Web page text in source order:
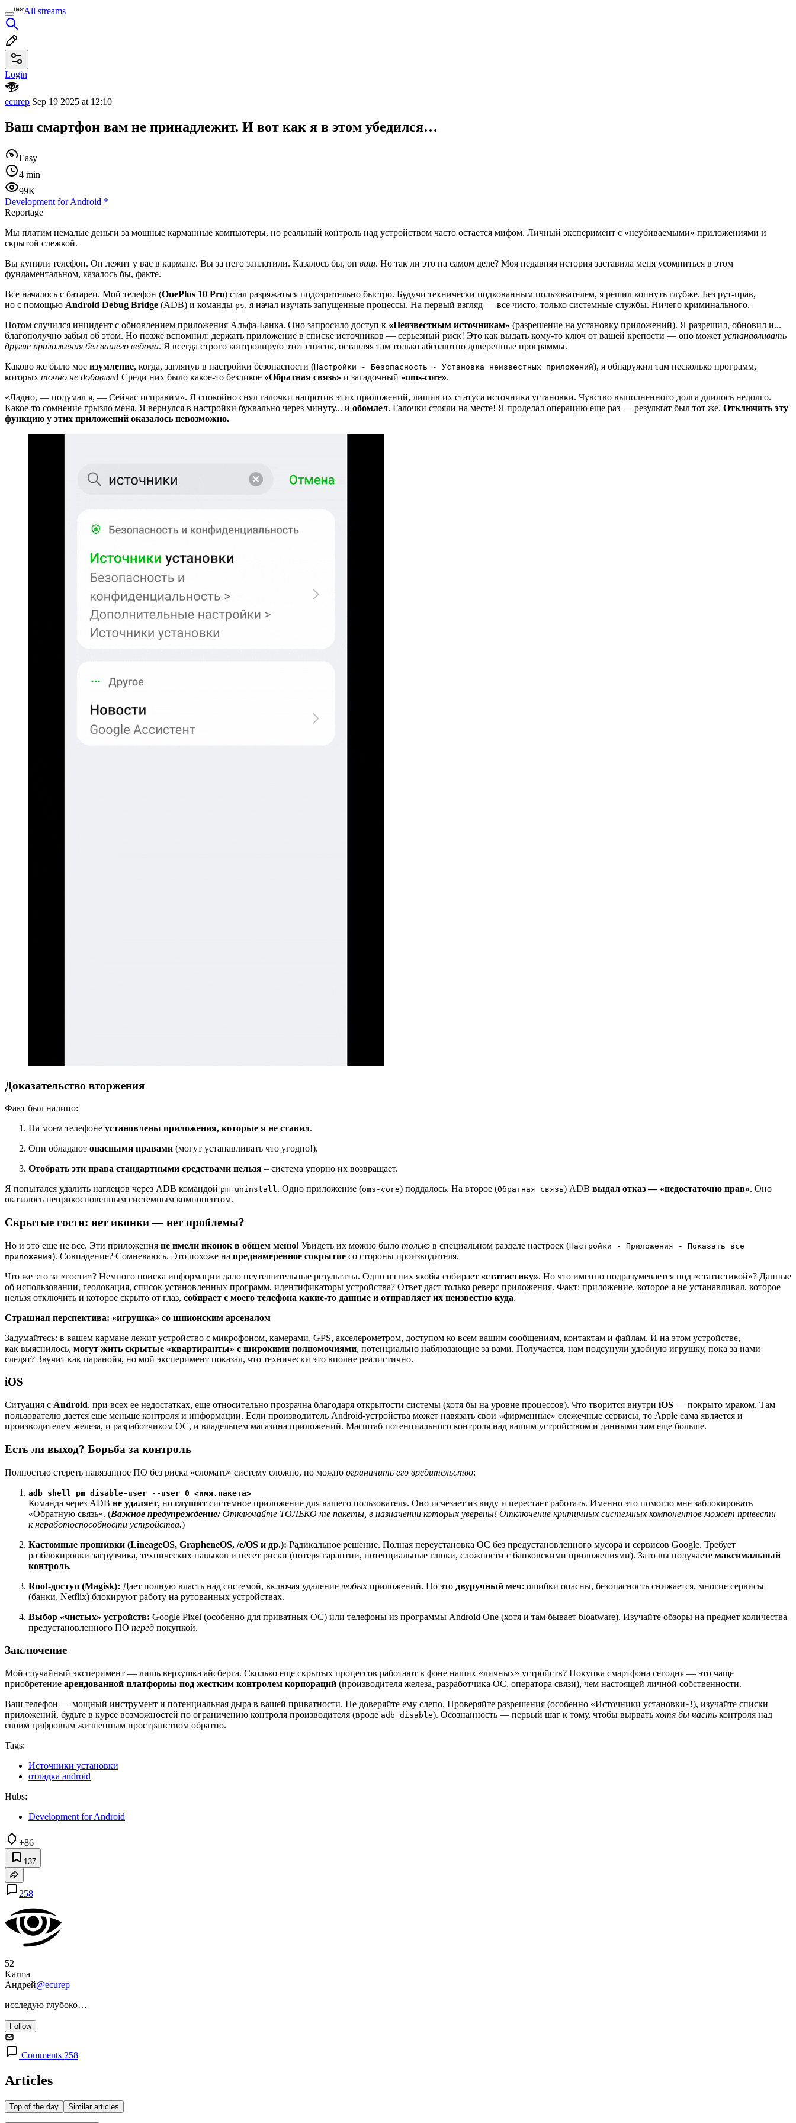
All streams
Login
ecurep Sep 19 2025 at 12:10
Ваш смартфон вам не принадлежит. И вот как я в этом убедился…
Easy
4 min
99K
Development for Android *
Reportage
Мы платим немалые деньги за мощные карманные компьютеры, но реальный контроль над устройством часто остается мифом. Личный эксперимент с «неубиваемыми» приложениями и
скрытой слежкой.
Вы купили телефон. Он лежит у вас в кармане. Вы за него заплатили. Казалось бы, он ваш. Но так ли это на самом деле? Моя недавняя история заставила меня усомниться в этом
фундаментальном, казалось бы, факте.
Все началось с батареи. Мой телефон (OnePlus 10 Pro) стал разряжаться подозрительно быстро. Будучи технически подкованным пользователем, я решил копнуть глубже. Без рут‑прав,
но с помощью Android Debug Bridge (ADB) и команды ps, я начал изучать запущенные процессы. На первый взгляд — все чисто, только системные службы. Ничего криминального.
Потом случился инцидент с обновлением приложения Альфа‑Банка. Оно запросило доступ к «Неизвестным источникам» (разрешение на установку приложений). Я разрешил, обновил и...
благополучно забыл об этом. Но позже вспомнил: держать приложение в списке источников — серьезный риск! Это как выдать кому‑то ключ от вашей крепости — оно может устанавливать
другие приложения без вашего ведома. Я всегда строго контролирую этот список, оставляя там только абсолютно доверенные программы.
Каково же было мое изумление, когда, заглянув в настройки безопасности (Настройки - Безопасность - Установка неизвестных приложений), я обнаружил там несколько программ,
которых точно не добавлял! Среди них было какое‑то безликое «Обратная связь» и загадочный «oms‑core».
«Ладно, — подумал я, — Сейчас исправим». Я спокойно снял галочки напротив этих приложений, лишив их статуса источника установки. Чувство выполненного долга длилось недолго.
Какое‑то сомнение грызло меня. Я вернулся в настройки буквально через минуту... и обомлел. Галочки стояли на месте! Я проделал операцию еще раз — результат был тот же. Отключить эту
функцию у этих приложений оказалось невозможно.
Доказательство вторжения
Факт был налицо:
На моем телефоне установлены приложения, которые я не ставил.
Они обладают опасными правами (могут устанавливать что угодно!).
Отобрать эти права стандартными средствами нельзя – система упорно их возвращает.
Я попытался удалить наглецов через ADB командой pm uninstall. Одно приложение (oms-core) поддалось. На второе (Обратная связь) ADB выдал отказ — «недостаточно прав». Оно
оказалось неприкосновенным системным компонентом.
Скрытые гости: нет иконки — нет проблемы?
Но и это еще не все. Эти приложения не имели иконок в общем меню! Увидеть их можно было только в специальном разделе настроек (Настройки - Приложения - Показать все
приложения). Совпадение? Сомневаюсь. Это похоже на преднамеренное сокрытие со стороны производителя.
Что же это за «гости»? Немного поиска информации дало неутешительные результаты. Одно из них якобы собирает «статистику». Но что именно подразумевается под «статистикой»? Данные
об использовании, геолокация, список установленных программ, идентификаторы устройства? Ответ даст только реверс приложения. Факт: приложение, которое я не устанавливал, которое
нельзя отключить и которое скрыто от глаз, собирает с моего телефона какие‑то данные и отправляет их неизвестно куда.
Страшная перспектива: «игрушка» со шпионским арсеналом
Задумайтесь: в вашем кармане лежит устройство с микрофоном, камерами, GPS, акселерометром, доступом ко всем вашим сообщениям, контактам и файлам. И на этом устройстве,
как выяснилось, могут жить скрытые «квартиранты» с широкими полномочиями, потенциально наблюдающие за вами. Получается, нам подсунули удобную игрушку, пока за нами
следят? Звучит как паранойя, но мой эксперимент показал, что технически это вполне реалистично.
iOS
Ситуация с Android, при всех ее недостатках, еще относительно прозрачна благодаря открытости системы (хотя бы на уровне процессов). Что творится внутри iOS — покрыто мраком. Там
пользователю дается еще меньше контроля и информации. Если производитель Android‑устройства может навязать свои «фирменные» слежечные сервисы, то Apple сама является и
производителем железа, и разработчиком ОС, и владельцем магазина приложений. Масштаб потенциального контроля над вашим устройством и данными там еще больше.
Есть ли выход? Борьба за контроль
Полностью стереть навязанное ПО без риска «сломать» систему сложно, но можно ограничить его вредительство:
adb shell pm disable-user --user 0 <имя.пакета>
Команда через ADB не удаляет, но глушит системное приложение для вашего пользователя. Оно исчезает из виду и перестает работать. Именно это помогло мне заблокировать
«Обратную связь». (Важное предупреждение: Отключайте ТОЛЬКО те пакеты, в назначении которых уверены! Отключение критичных системных компонентов может привести
к неработоспособности устройства.)
Кастомные прошивки (LineageOS, GrapheneOS, /e/OS и др.): Радикальное решение. Полная переустановка ОС без предустановленного мусора и сервисов Google. Требует
разблокировки загрузчика, технических навыков и несет риски (потеря гарантии, потенциальные глюки, сложности с банковскими приложениями). Зато вы получаете максимальный
контроль.
Root‑доступ (Magisk): Дает полную власть над системой, включая удаление любых приложений. Но это двуручный меч: ошибки опасны, безопасность снижается, многие сервисы
(банки, Netflix) блокируют работу на рутованных устройствах.
Выбор «чистых» устройств: Google Pixel (особенно для приватных ОС) или телефоны из программы Android One (хотя и там бывает bloatware). Изучайте обзоры на предмет количества
предустановленного ПО перед покупкой.
Заключение
Мой случайный эксперимент — лишь верхушка айсберга. Сколько еще скрытых процессов работают в фоне наших «личных» устройств? Покупка смартфона сегодня — это чаще
приобретение арендованной платформы под жестким контролем корпораций (производителя железа, разработчика ОС, оператора связи), чем настоящей личной собственности.
Ваш телефон — мощный инструмент и потенциальная дыра в вашей приватности. Не доверяйте ему слепо. Проверяйте разрешения (особенно «Источники установки»!), изучайте списки
приложений, будьте в курсе возможностей по ограничению контроля производителя (вроде adb disable). Осознанность — первый шаг к тому, чтобы вырвать хотя бы часть контроля над
своим цифровым жизненным пространством обратно.
Tags:
Источники установки
отладка android
Hubs:
Development for Android
+86
137
258
52
Karma
Андрей@ecurep
исследую глубоко…
Follow
Comments 258
Articles
Top of the day Similar articles